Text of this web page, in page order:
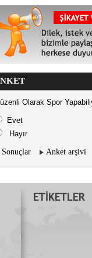
Olarak Spor
Evet
Hayır
Sonuçlar Anket arşivi